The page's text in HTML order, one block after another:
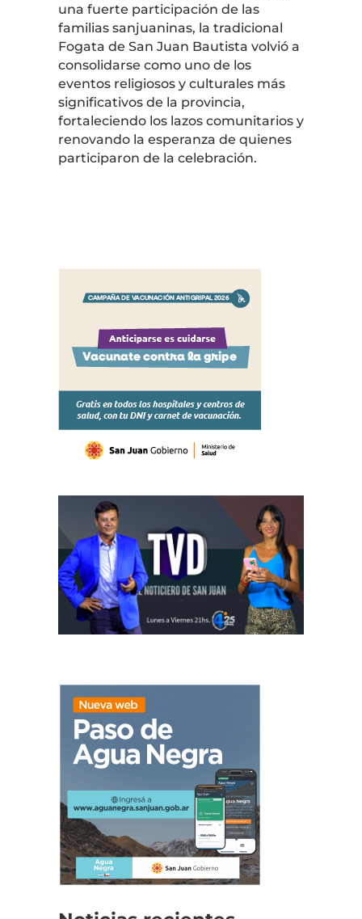
una fuerte participación de las
familias sanjuaninas, la tradicional
Fogata de San Juan Bautista volvió a
consolidarse como uno de los
eventos religiosos y culturales más
significativos de la provincia,
fortaleciendo los lazos comunitarios y
renovando la esperanza de quienes
participaron de la celebración.